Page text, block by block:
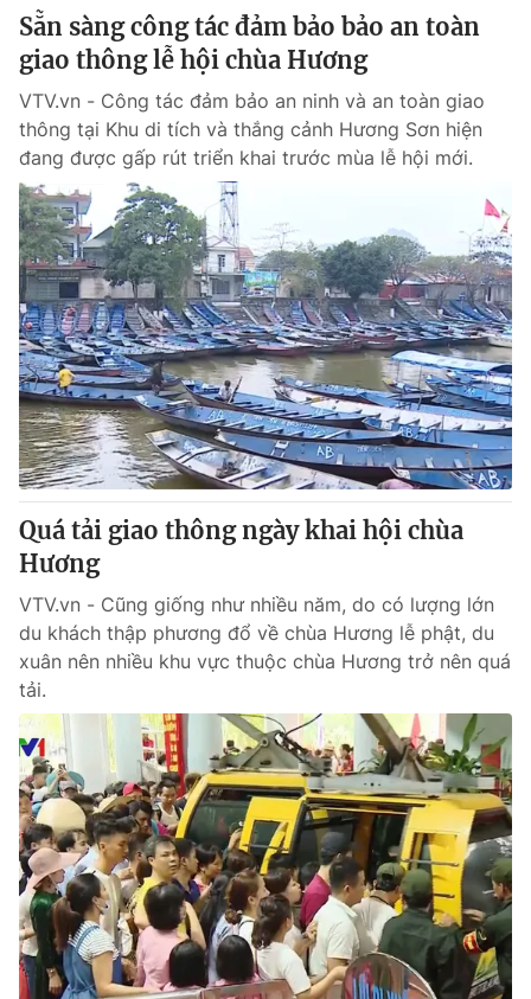
VTV9 VTV8
Liên hệ tòa soạn English
THỜI BÁO VTV
Theo dõi báo trên
Cơ quan chủ quản:Đài Truyền hình Việt Nam
Cơ quan báo chí:Thời báo VTV
Giấy phép hoạt động báo in và báo điện tử số 483/GP-BTTTT
cấp ngày 29/12/2023
Tổng Biên tập:Vũ Thanh Thủy
Phó Tổng Biên tập:Nguyễn Thị Mỹ Hạnh, Phạm Quốc Thắng,
Nguyễn Trọng Ninh
Tổng đài VTV:024.38 355 931 - 024.38 355 932
Ðiện thoại Thời báo VTV:024.66 897 897
Email: toasoan@vtv.vn
Liên hệ quảng cáo:
Sẵn sàng công tác đảm bảo bảo an toàn
giao thông lễ hội chùa Hương
VTV.vn - Công tác đảm bảo an ninh và an toàn giao
thông tại Khu di tích và thắng cảnh Hương Sơn hiện
đang được gấp rút triển khai trước mùa lễ hội mới.
Quá tải giao thông ngày khai hội chùa
Hương
VTV.vn - Cũng giống như nhiều năm, do có lượng lớn
du khách thập phương đổ về chùa Hương lễ phật, du
xuân nên nhiều khu vực thuộc chùa Hương trở nên quá
tải.